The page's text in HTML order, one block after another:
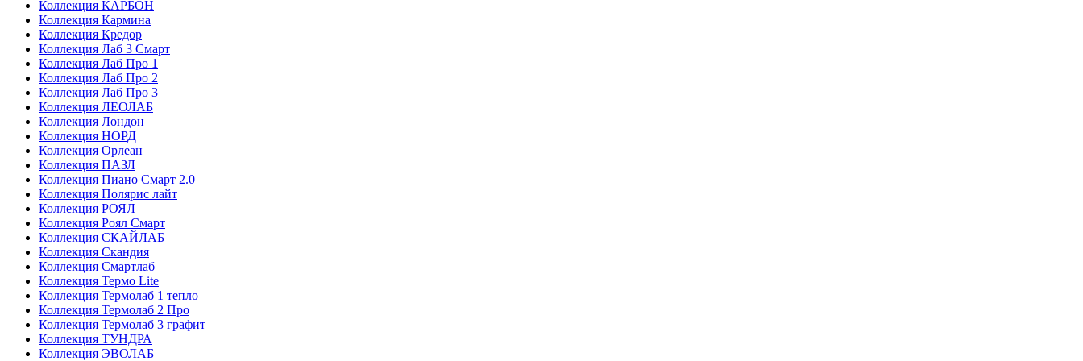
Коллекция КАРБОН
Коллекция Кармина
Коллекция Кредор
Коллекция Лаб 3 Смарт
Коллекция Лаб Про 1
Коллекция Лаб Про 2
Коллекция Лаб Про 3
Коллекция ЛЕОЛАБ
Коллекция Лондон
Коллекция НОРД
Коллекция Орлеан
Коллекция ПАЗЛ
Коллекция Пиано Смарт 2.0
Коллекция Полярис лайт
Коллекция РОЯЛ
Коллекция Роял Смарт
Коллекция СКАЙЛАБ
Коллекция Скандия
Коллекция Смартлаб
Коллекция Термо Lite
Коллекция Термолаб 1 тепло
Коллекция Термолаб 2 Про
Коллекция Термолаб 3 графит
Коллекция ТУНДРА
Коллекция ЭВОЛАБ